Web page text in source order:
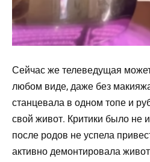
Сейчас же телеведущая
любом виде, даже без
станцевала в одном топе и
свой живот. Критики было не
после родов не успела
активно демонтировала